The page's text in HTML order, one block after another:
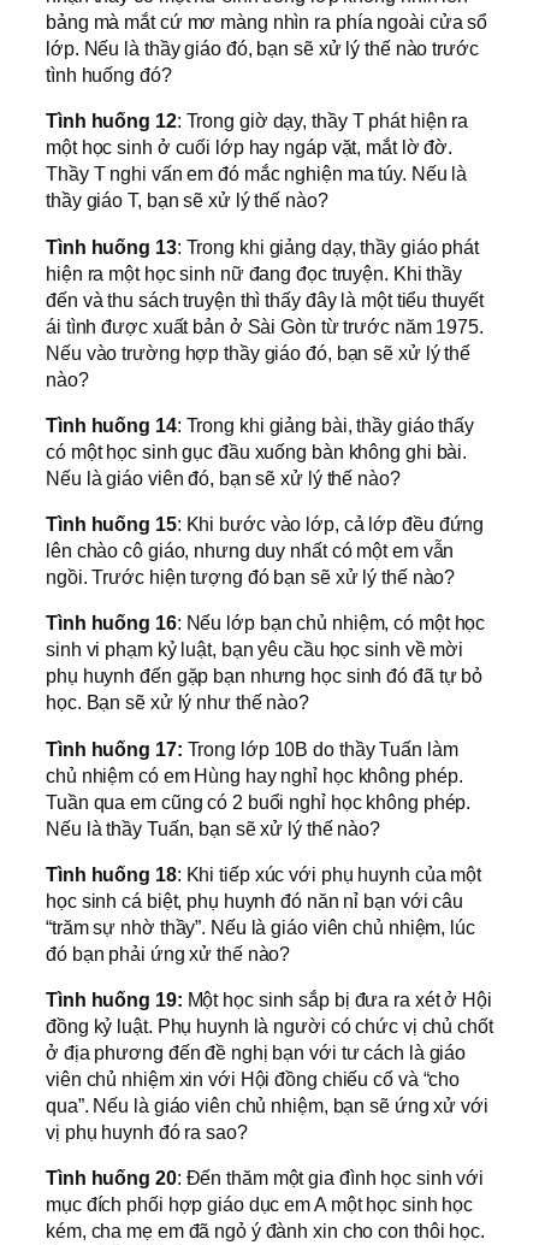
bảng mà mắt cứ mơ màng nhìn ra phía ngoài cửa sổ
lớp. Nếu là thầy giáo đó, bạn sẽ xử lý thế nào trước
tình huống đó?
Tình huống 12: Trong giờ dạy, thầy T phát hiện ra
một học sinh ở cuối lớp hay ngáp vặt, mắt lờ đờ.
Thầy T nghi vấn em đó mắc nghiện ma túy. Nếu là
thầy giáo T, bạn sẽ xử lý thế nào?
Tình huống 13: Trong khi giảng dạy, thầy giáo phát
hiện ra một học sinh nữ đang đọc truyện. Khi thầy
đến và thu sách truyện thì thấy đây là một tiểu thuyết
ái tình được xuất bản ở Sài Gòn từ trước năm 1975.
Nếu vào trường hợp thầy giáo đó, bạn sẽ xử lý thế
nào?
Tình huống 14: Trong khi giảng bài, thầy giáo thấy
có một học sinh gục đầu xuống bàn không ghi bài.
Nếu là giáo viên đó, bạn sẽ xử lý thế nào?
Tình huống 15: Khi bước vào lớp, cả lớp đều đứng
lên chào cô giáo, nhưng duy nhất có một em vẫn
ngồi. Trước hiện tượng đó bạn sẽ xử lý thế nào?
Tình huống 16: Nếu lớp bạn chủ nhiệm, có một học
sinh vi phạm kỷ luật, bạn yêu cầu học sinh về mời
phụ huynh đến gặp bạn nhưng học sinh đó đã tự bỏ
học. Bạn sẽ xử lý như thế nào?
Tình huống 17: Trong lớp 10B do thầy Tuấn làm
chủ nhiệm có em Hùng hay nghỉ học không phép.
Tuần qua em cũng có 2 buổi nghỉ học không phép.
Nếu là thầy Tuấn, bạn sẽ xử lý thế nào?
Tình huống 18: Khi tiếp xúc với phụ huynh của một
học sinh cá biệt, phụ huynh đó năn nỉ bạn với câu
“trăm sự nhờ thầy”. Nếu là giáo viên chủ nhiệm, lúc
đó bạn phải ứng xử thế nào?
Tình huống 19: Một học sinh sắp bị đưa ra xét ở Hội
đồng kỷ luật. Phụ huynh là người có chức vị chủ chốt
ở địa phương đến đề nghị bạn với tư cách là giáo
viên chủ nhiệm xin với Hội đồng chiếu cố và “cho
qua”. Nếu là giáo viên chủ nhiệm, bạn sẽ ứng xử với
vị phụ huynh đó ra sao?
Tình huống 20: Đến thăm một gia đình học sinh với
mục đích phối hợp giáo dục em A một học sinh học
kém, cha mẹ em đã ngỏ ý đành xin cho con thôi học.